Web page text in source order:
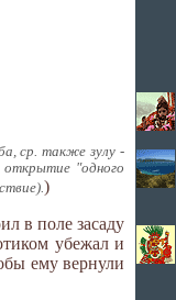
ср. также зулу -
"одного
)
в поле засаду
убежал и
ему вернули